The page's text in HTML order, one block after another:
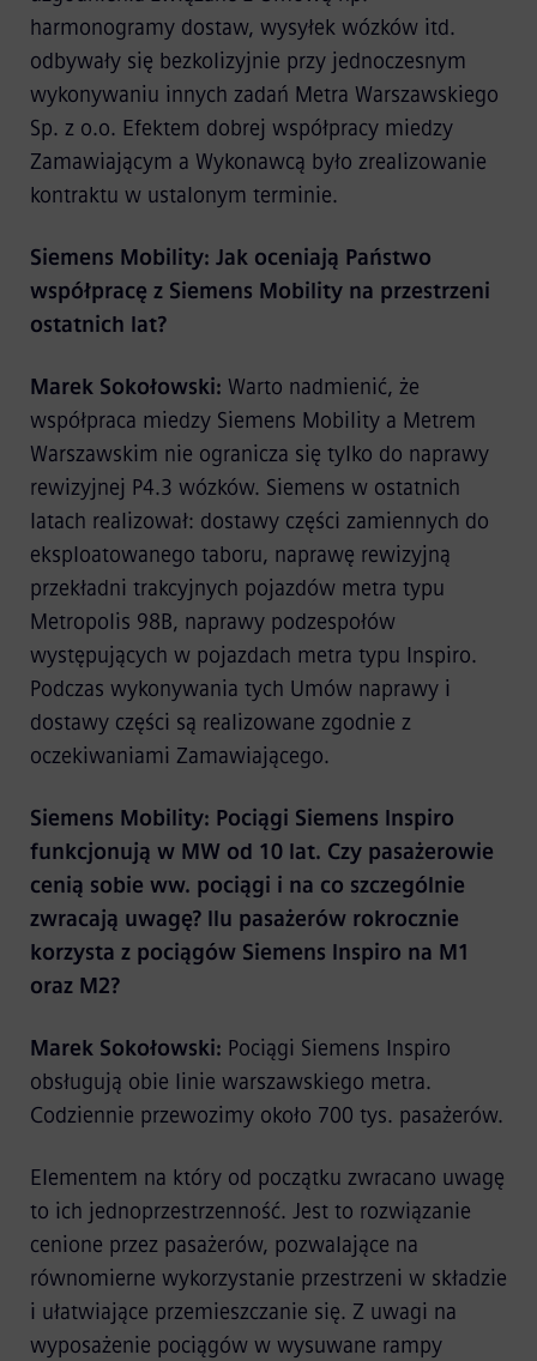
harmonogramy dostaw, wysyłek wózków itd.
odbywały się bezkolizyjnie przy jednoczesnym
wykonywaniu innych zadań Metra Warszawskiego
Sp. z o.o. Efektem dobrej współpracy miedzy
Zamawiającym a Wykonawcą było zrealizowanie
kontraktu w ustalonym terminie.
Siemens Mobility: Jak oceniają Państwo
współpracę z Siemens Mobility na przestrzeni
ostatnich lat?
Marek Sokołowski: Warto nadmienić, że
współpraca miedzy Siemens Mobility a Metrem
Warszawskim nie ogranicza się tylko do naprawy
rewizyjnej P4.3 wózków. Siemens w ostatnich
latach realizował: dostawy części zamiennych do
eksploatowanego taboru, naprawę rewizyjną
przekładni trakcyjnych pojazdów metra typu
Metropolis 98B, naprawy podzespołów
występujących w pojazdach metra typu Inspiro.
Podczas wykonywania tych Umów naprawy i
dostawy części są realizowane zgodnie z
oczekiwaniami Zamawiającego.
Siemens Mobility: Pociągi Siemens Inspiro
funkcjonują w MW od 10 lat. Czy pasażerowie
cenią sobie ww. pociągi i na co szczególnie
zwracają uwagę? Ilu pasażerów rokrocznie
korzysta z pociągów Siemens Inspiro na M1
oraz M2?
Marek Sokołowski: Pociągi Siemens Inspiro
obsługują obie linie warszawskiego metra.
Codziennie przewozimy około 700 tys. pasażerów.
Elementem na który od początku zwracano uwagę
to ich jednoprzestrzenność. Jest to rozwiązanie
cenione przez pasażerów, pozwalające na
równomierne wykorzystanie przestrzeni w składzie
i ułatwiające przemieszczanie się. Z uwagi na
wyposażenie pociągów w wysuwane rampy